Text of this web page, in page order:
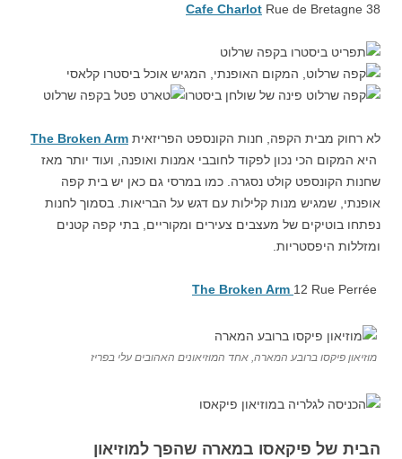
38
Cafe Charlot Rue de Bretagne
לא רחוק מבית הקפה, חנות הקונספט הפריזאית The Broken Arm
היא המקום הכי נכון לפקוד לחובבי אמנות ואופנה, ועוד יותר מאז
שחנות הקונספט קולט נסגרה. כמו במרסי גם כאן יש בית קפה
אופנתי, שמגיש מנות קלילות עם דגש על הבריאות. בסמוך לחנות
נפתחו בוטיקים של מעצבים צעירים ומקוריים, בתי קפה קטנים
ומזללות היפסטריות.
The Broken Arm 12 Rue Perrée
מוזיאון פיקסו ברובע המארה, אחד המוזיאונים האהובים עלי בפריז
הבית של פיקאסו במארה שהפך למוזיאון